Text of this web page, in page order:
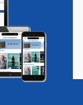
Vacatures